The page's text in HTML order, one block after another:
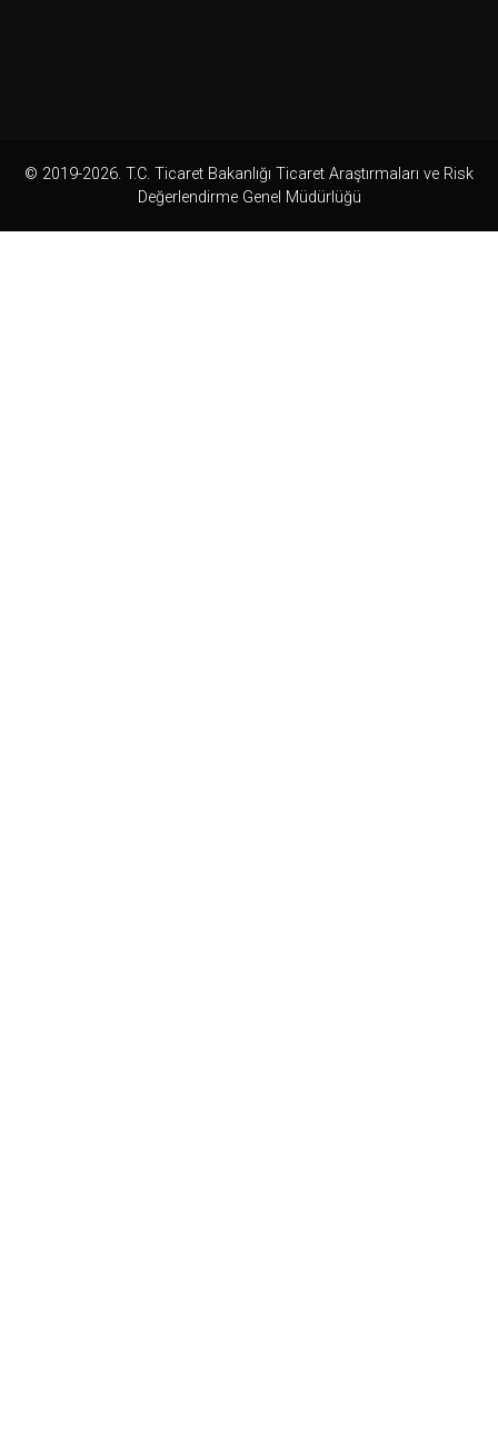
© 2019-2026. T.C. Ticaret Bakanlığı Ticaret Araştırmaları ve Risk
Değerlendirme Genel Müdürlüğü